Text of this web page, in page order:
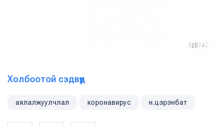
Холбоотой сэдвүүд
аялалжуулчлал коронавирус н.цэрэнбат